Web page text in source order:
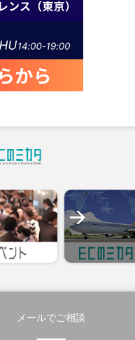
メールでご相談